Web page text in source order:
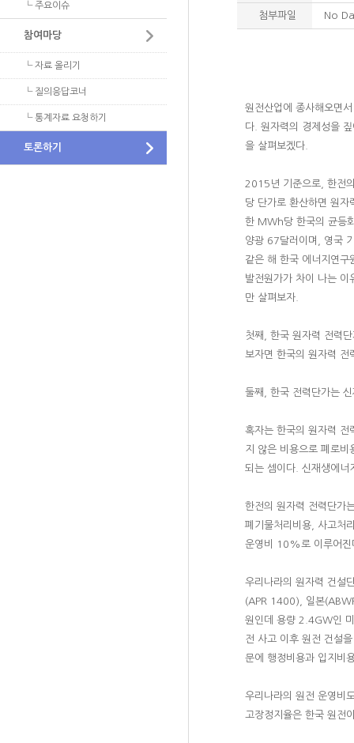
└ 주요이슈
참여마당
└ 자료 올리기
└ 질의응답코너
└ 통계자료 요청하기
토론하기
첨부파일 No
원전산업에 종사해오면
다. 원자력의 경제성을
을 살펴보겠다.
2015년 기준으로, 한전
당 단가로 환산하면 원
한 MWh당 한국의 균등
양광 67달러이며, 영국
같은 해 한국 에너지연
발전원가가 차이 나는 이
만 살펴보자.
첫째, 한국 원자력 전력
보자면 한국의 원자력
둘째, 한국 전력단가는
혹자는 한국의 원자력 전
지 않은 비용으로 폐로비
되는 셈이다. 신재생에너
한전의 원자력 전력단가
폐기물처리비용, 사고처
운영비 10%로 이루어진
우리나라의 원자력 건설
(APR 1400), 일본
원인데 용량 2.4GW인
전 사고 이후 원전 건설
문에 행정비용과 입지비
우리나라의 원전 운영비
고장정지율은 한국 원